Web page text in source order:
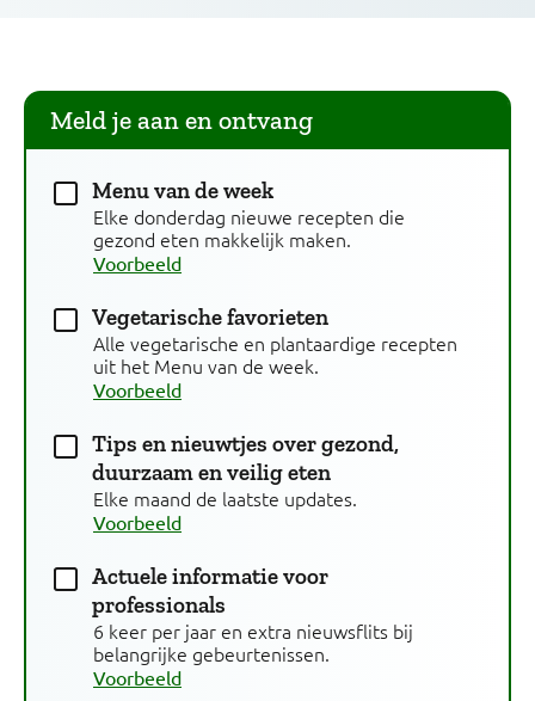
Meld je aan en ontvang
Menu van de week
Elke donderdag nieuwe recepten die
gezond eten makkelijk maken.
Voorbeeld
Vegetarische favorieten
Alle vegetarische en plantaardige recepten
uit het Menu van de week.
Voorbeeld
Tips en nieuwtjes over gezond,
duurzaam en veilig eten
Elke maand de laatste updates.
Voorbeeld
Actuele informatie voor
professionals
6 keer per jaar en extra nieuwsflits bij
belangrijke gebeurtenissen.
Voorbeeld